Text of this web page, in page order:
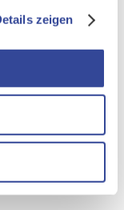
zeigen
Siehier.
alle CRM-
und Agilität
Ich freue
darüber, wie sich